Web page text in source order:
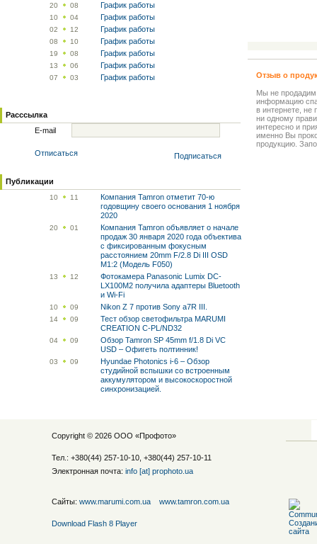
20 08 График работы
10 04 График работы
02 12 График работы
08 10 График работы
19 08 График работы
13 06 График работы
07 03 График работы
Расссылка
E-mail
Отписаться Подписаться
Публикации
10 11
Компания Tamron отметит 70-ю
годовщину своего основания 1 ноября
2020
20 01
Компания Tamron объявляет о начале
продаж 30 января 2020 года объектива
с фиксированным фокусным
расстоянием 20mm F/2.8 Di III OSD
M1:2 (Модель F050)
13 12
Фотокамера Panasonic Lumix DC-
LX100M2 получила адаптеры Bluetooth
и Wi-Fi
10 09 Nikon Z 7 против Sony a7R III.
14 09
Тест обзор светофильтра MARUMI
CREATION C-PL/ND32
04 09
Обзор Tamron SP 45mm f/1.8 Di VC
USD – Офигеть полтинник!
03 09
Hyundae Photonics i-6 – Обзор
студийной вспышки со встроенным
аккумулятором и высокоскоростной
синхронизацией.
Отзыв о
Мы не
информацию
в интернете, не
ни одному
интересно и
именно Вы
продукцию.
Copyright © 2026 ООО «Профото»
Тел.: +380(44) 257-10-10, +380(44) 257-10-11
Электронная почта: info [at] prophoto.ua
Сайты: www.marumi.com.ua www.tamron.com.ua
Download Flash 8 Player